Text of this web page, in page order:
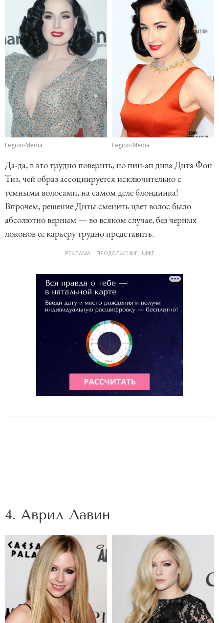
Legion-Media Legion-Media
Да-да, в это трудно поверить, но пин-ап дива Дита Фон
Тиз, чей образ ассоциируется исключительно с
темными волосами, на самом деле блондинка!
Впрочем, решение Диты сменить цвет волос было
абсолютно верным — во всяком случае, без черных
локонов ее карьеру трудно представить.
РЕКЛАМА – ПРОДОЛЖЕНИЕ НИЖЕ
4. Аврил Лавин